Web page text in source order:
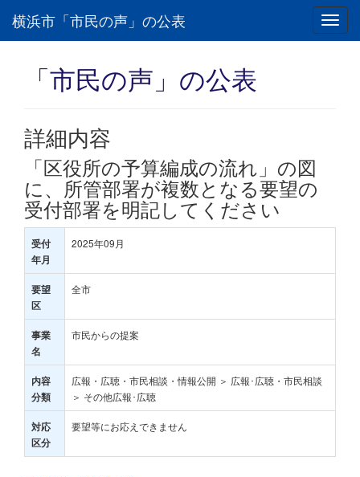
横浜市「市民の声」の公表
「市民の声」の公表
詳細内容
「区役所の予算編成の流れ」の図
に、所管部署が複数となる要望の
受付部署を明記してください
受付
年月
2025年09月
要望
区
全市
事業
名
市民からの提案
内容
分類
広報・広聴・市民相談・情報公開 ＞ 広報･広聴・市民相談
＞ その他広報･広聴
対応
区分
要望等にお応えできません